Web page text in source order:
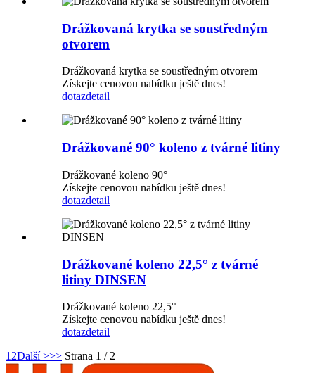
Drážkovaná krytka se soustředným
otvorem
Drážkovaná krytka se soustředným otvorem
Získejte cenovou nabídku ještě dnes!
dotazdetail
Drážkované 90° koleno z tvárné litiny
Drážkované koleno 90°
Získejte cenovou nabídku ještě dnes!
dotazdetail
Drážkované koleno 22,5° z tvárné
litiny DINSEN
Drážkované koleno 22,5°
Získejte cenovou nabídku ještě dnes!
dotazdetail
1 2Další >>> Strana 1 / 2